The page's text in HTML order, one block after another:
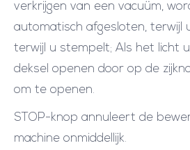
verkrijgen van een vacuüm,
automatisch afgesloten, terwijl
terwijl u stempelt; Als het licht
deksel openen door op de
om te openen.
STOP-knop annuleert de
machine onmiddellijk.